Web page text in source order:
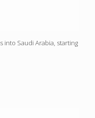
Saudi Arabia, starting